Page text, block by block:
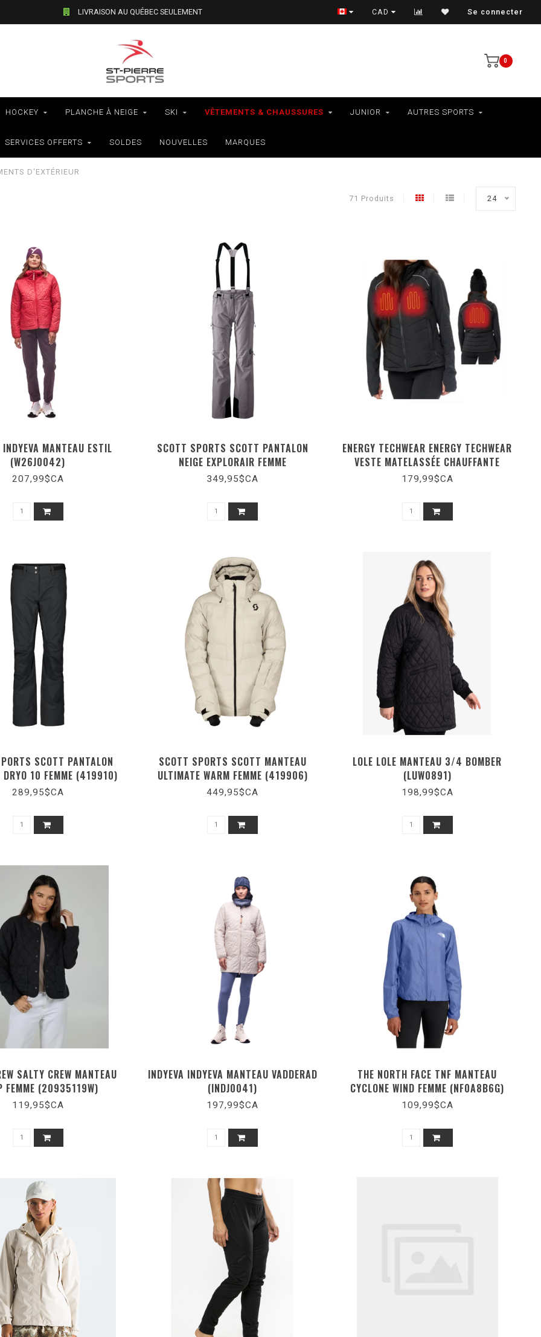
VÉLOS - RAMASSAGE EN MAGASIN SEULEMENT LIVRAISON AU QUÉBEC SEULEMENT
CAD Se connecter
0
HOCKEY PLANCHE À NEIGE SKI VÊTEMENTS & CHAUSSURES JUNIOR AUTRES SPORTS
SERVICES OFFERTS SOLDES NOUVELLES MARQUES
D'EXTÉRIEUR
71 Produits 24
INDYEVA MANTEAU ESTIL
(W26J0042)
207,99$CA
SCOTT SPORTS SCOTT PANTALON
NEIGE EXPLORAIR FEMME
349,95$CA
ENERGY TECHWEAR ENERGY TECHWEAR
VESTE MATELASSÉE CHAUFFANTE
FEMME (K-2010)
179,99$CA
SCOTT PANTALON
DRYO 10 FEMME (419910)
289,95$CA
SCOTT SPORTS SCOTT MANTEAU
ULTIMATE WARM FEMME (419906)
449,95$CA
LOLE LOLE MANTEAU 3/4 BOMBER
(LUW0891)
198,99$CA
SALTY CREW MANTEAU
FEMME (20935119W)
119,95$CA
INDYEVA INDYEVA MANTEAU VADDERAD
(INDJ0041)
197,99$CA
THE NORTH FACE TNF MANTEAU
CYCLONE WIND FEMME (NF0A8B6G)
109,99$CA